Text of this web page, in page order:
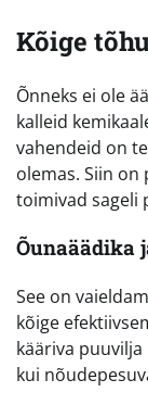
Kõige
Õnneks ei ole
kalleid
vahendeid on
olemas. Siin
toimivad sageli
Õunaäädika
See on
kõige
kääriva
kui